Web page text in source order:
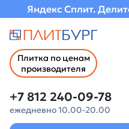
Яндекс Сплит.
Плитка по ценам
производителя
+7 812 240-09-78
ежедневно 10.00-20.00